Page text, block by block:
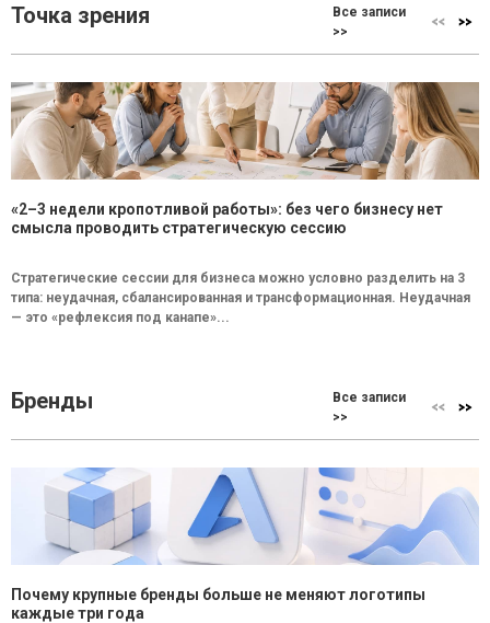
Точка зрения
Все записи
>>
«2–3 недели кропотливой работы»: без чего бизнесу нет
смысла проводить стратегическую сессию
Стратегические сессии для бизнеса можно условно разделить на 3
типа: неудачная, сбалансированная и трансформационная. Неудачная
— это «рефлексия под канапе»...
Бренды
Все записи
>>
Почему крупные бренды больше не меняют логотипы
каждые три года